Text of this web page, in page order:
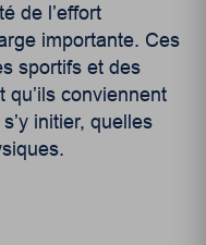
de l’effort
importante. Ces
sportifs et des
conviennent
initier, quelles